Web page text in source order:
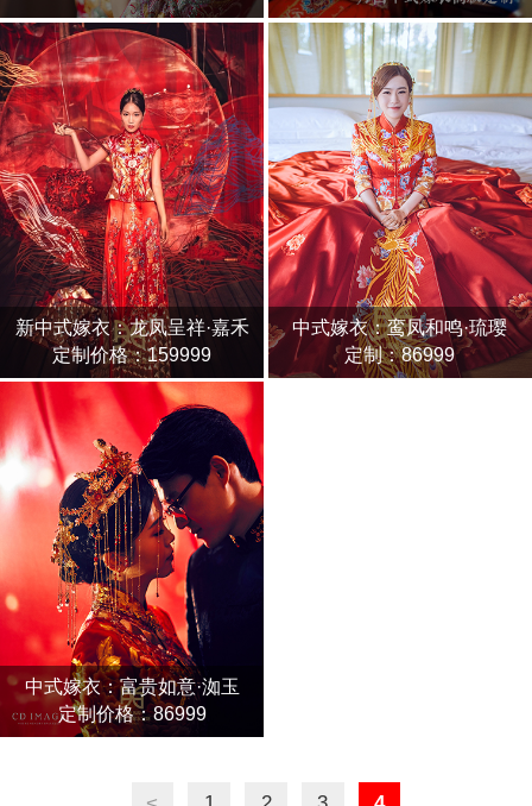
新中式嫁衣：龙凤呈祥·嘉禾
定制价格：159999
中式嫁衣：鸾凤和鸣·琉璎
定制：86999
中式嫁衣：富贵如意·洳玉
定制价格：86999